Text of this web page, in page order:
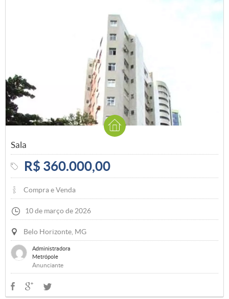
Sala
R$ 360.000,00
Compra e Venda
10 de março de 2026
Belo Horizonte, MG
Administradora
Metrópole
Anunciante